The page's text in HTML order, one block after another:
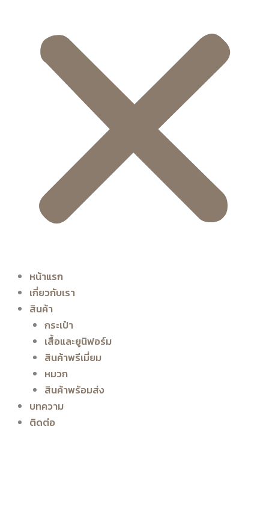
หน้าแรก
เกี่ยวกับเรา
สินค้า
กระเป๋า
เสื้อและยูนิฟอร์ม
สินค้าพรีเมี่ยม
หมวก
สินค้าพร้อมส่ง
บทความ
ติดต่อ